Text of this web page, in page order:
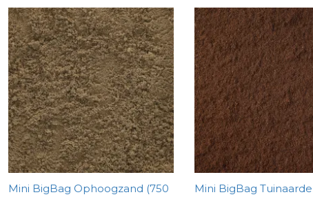
Mini BigBag Ophoogzand (750
Mini BigBag